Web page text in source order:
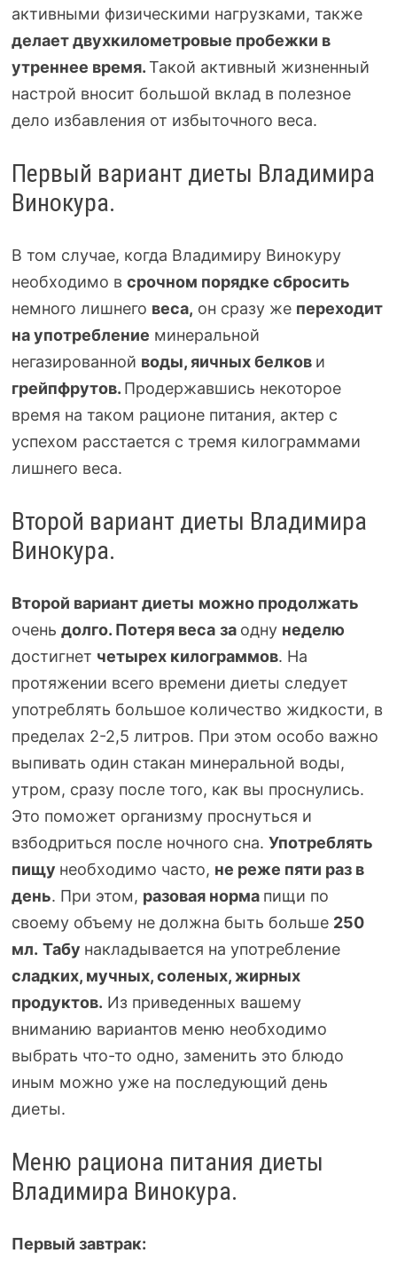
активными физическими нагрузками, также
делает двухкилометровые пробежки в
утреннее время.Такой активный жизненный
настрой вносит большой вклад в полезное
дело избавления от избыточного веса.
Первый вариант диеты Владимира
Винокура.
В том случае, когда Владимиру Винокуру
необходимо в срочном порядке сбросить
немного лишнего веса, он сразу же переходит
на употребление минеральной
негазированной воды, яичных белков и
грейпфрутов. Продержавшись некоторое
время на таком рационе питания, актер с
успехом расстается с тремя килограммами
лишнего веса.
Второй вариант диеты Владимира
Винокура.
Второй вариант диеты можно продолжать
очень долго. Потеря веса за одну неделю
достигнет четырех килограммов. На
протяжении всего времени диеты следует
употреблять большое количество жидкости, в
пределах 2-2,5 литров. При этом особо важно
выпивать один стакан минеральной воды,
утром, сразу после того, как вы проснулись.
Это поможет организму проснуться и
взбодриться после ночного сна. Употреблять
пищу необходимо часто, не реже пяти раз в
день. При этом, разовая норма пищи по
своему объему не должна быть больше 250
мл. Табу накладывается на употребление
сладких, мучных, соленых, жирных
продуктов. Из приведенных вашему
вниманию вариантов меню необходимо
выбрать что-то одно, заменить это блюдо
иным можно уже на последующий день
диеты.
Меню рациона питания диеты
Владимира Винокура.
Первый завтрак: